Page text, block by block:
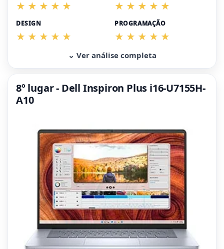
DESIGN PROGRAMAÇÃO
⌄ Ver análise completa
8º lugar - Dell Inspiron Plus i16-U7155H-
A10